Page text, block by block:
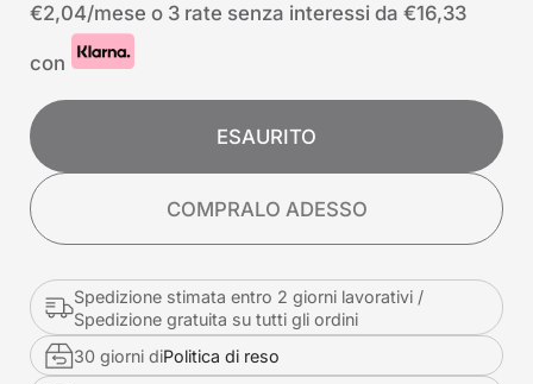
€2,04/mese o 3 rate senza interessi da €16,33
con
ESAURITO
COMPRALO ADESSO
Spedizione stimata entro 2 giorni lavorativi /
Spedizione gratuita su tutti gli ordini
30 giorni diPolitica di reso